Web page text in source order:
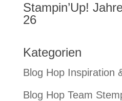
Stampin’Up!
26
Kategorien
Blog Hop Inspiration
Blog Hop Team